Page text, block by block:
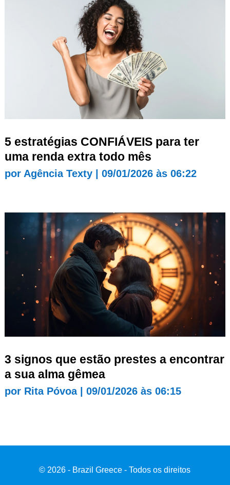
5 estratégias CONFIÁVEIS para ter
uma renda extra todo mês
por Agência Texty| 09/01/2026 às 06:22
3 signos que estão prestes a encontrar
a sua alma gêmea
por Rita Póvoa| 09/01/2026 às 06:15
© 2026 - Brazil Greece - Todos os direitos